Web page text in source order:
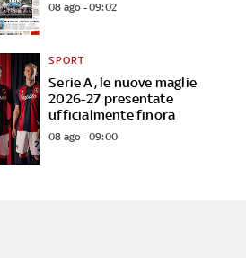
08 ago - 09:02
Serie A, le nuove maglie
2026-27 presentate
ufficialmente finora
SPORT
08 ago - 09:00